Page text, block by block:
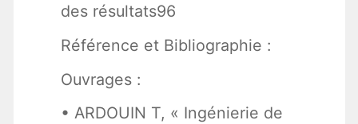
des résultats96
Référence et Bibliographie :
Ouvrages :
• ARDOUIN T, « Ingénierie de